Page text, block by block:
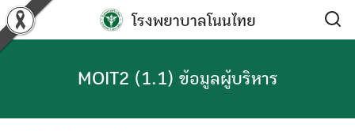
Skip
to
content
โรงพยาบาลโนนไทย
MOIT2 (1.1) ข้อมูลผู้บริหาร